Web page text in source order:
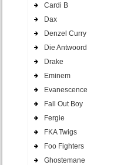
Cardi B
Dax
Denzel Curry
Die Antwoord
Drake
Eminem
Evanescence
Fall Out Boy
Fergie
FKA Twigs
Foo Fighters
Ghostemane